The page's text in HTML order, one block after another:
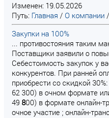
Изменен: 19.05.2026
Путь: Главная / О компании /
Закупки на 100%
... противостояния таким
Поставщики заявили о
Себестоимость закупок у
конкурентов. При ранней
приобрести со скидкой
62 300) в очном формате
49 800) в формате онлайн-
очное участие ; онлайн-